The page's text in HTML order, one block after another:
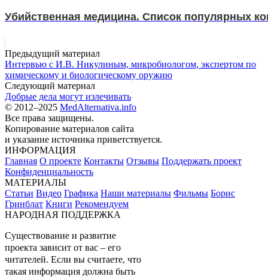
Убийственная медицина. Список популярных
Предыдущий материал
Интервью с И.В. Никулиным, микробиологом, экспертом по
химическому и биологическому оружию
Следующий материал
Добрые дела могут излечивать
© 2012–2025 MedAlternativa.info
Все права защищены.
Копирование материалов сайта
и указание источника приветствуется.
ИНФОРМАЦИЯ
Главная О проекте Контакты Отзывы Поддержать проект
Конфиденциальность
МАТЕРИАЛЫ
Статьи Видео Графика Наши материалы Фильмы Борис
Гринблат Книги Рекомендуем
НАРОДНАЯ ПОДДЕРЖКА
Существование и развитие
проекта зависит от вас – его
читателей. Если вы считаете, что
такая информация должна быть